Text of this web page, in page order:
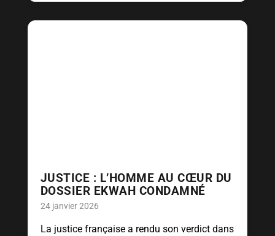
JUSTICE : L’HOMME AU CŒUR DU
DOSSIER EKWAH CONDAMNÉ
24 janvier 2026
La justice française a rendu son verdict dans